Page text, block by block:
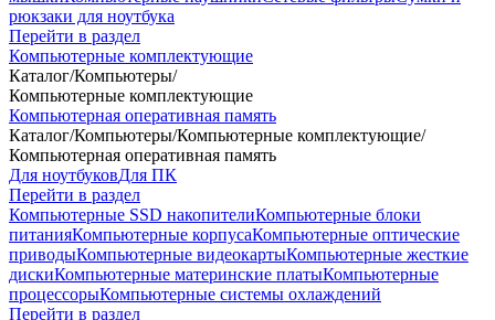
рюкзаки для ноутбука
Перейти в раздел
Компьютерные комплектующие
Каталог/Компьютеры/
Компьютерные комплектующие
Компьютерная оперативная память
Каталог/Компьютеры/Компьютерные комплектующие/
Компьютерная оперативная память
Для ноутбуковДля ПК
Перейти в раздел
Компьютерные SSD накопителиКомпьютерные блоки
питанияКомпьютерные корпусаКомпьютерные оптические
приводыКомпьютерные видеокартыКомпьютерные жесткие
дискиКомпьютерные материнские платыКомпьютерные
процессорыКомпьютерные системы охлаждений
Перейти в раздел